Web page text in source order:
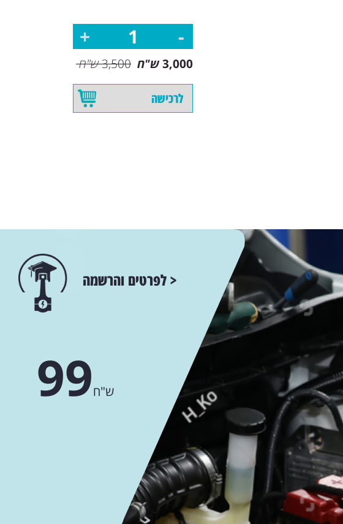
3,500ש"ח 3,000ש"ח
לרכישה
< לפרטים והרשמה
ש"ח99